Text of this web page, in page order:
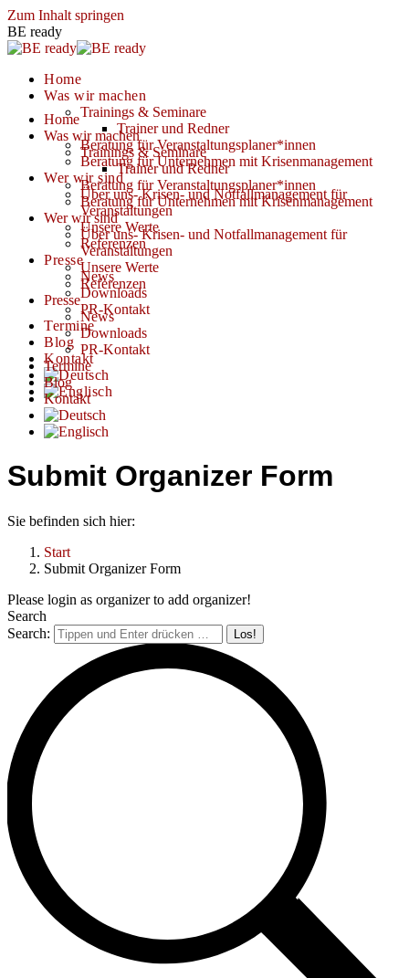
Zum Inhalt springen
BE ready
Home
Was wir machen
Trainings & Seminare
Trainer und Redner
Beratung für Veranstaltungsplaner*innen
Beratung für Unternehmen mit Krisenmanagement
Wer wir sind
Über uns- Krisen- und Notfallmanagement für
Veranstaltungen
Unsere Werte
Referenzen
Presse
News
Downloads
PR-Kontakt
Termine
Blog
Kontakt
Home
Was wir machen
Trainings & Seminare
Trainer und Redner
Beratung für Veranstaltungsplaner*innen
Beratung für Unternehmen mit Krisenmanagement
Wer wir sind
Über uns- Krisen- und Notfallmanagement für
Veranstaltungen
Unsere Werte
Referenzen
Presse
News
Downloads
PR-Kontakt
Termine
Blog
Kontakt
Submit Organizer Form
Sie befinden sich hier:
Start
Submit Organizer Form
Please login as organizer to add organizer!
Search
Search: